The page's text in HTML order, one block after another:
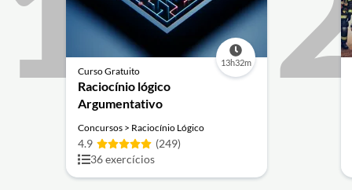
Curso Gratuito
Raciocínio lógico
Argumentativo
Concursos > Raciocínio Lógico
4.9 (249)
13h32m
36 exercícios